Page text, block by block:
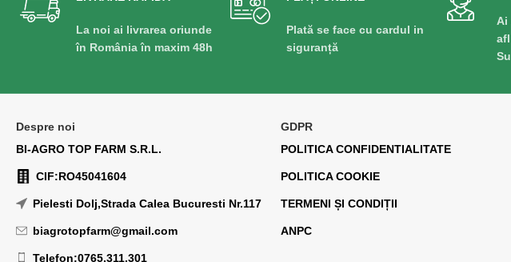
La noi ai livrarea oriunde
în România în maxim 48h
Plată se face cu cardul in
siguranță
Ai
Despre noi
BI-AGRO TOP FARM S.R.L.
CIF:RO45041604
Pielesti Dolj,Strada Calea Bucuresti Nr.117
biagrotopfarm@gmail.com
Telefon:0765.311.301
GDPR
POLITICA CONFIDENTIALITATE
POLITICA COOKIE
TERMENI ȘI CONDIȚII
ANPC